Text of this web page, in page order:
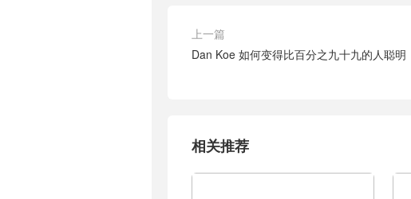
上一篇
Dan Koe 如何变得比百分之九十九的人聪明
相关推荐